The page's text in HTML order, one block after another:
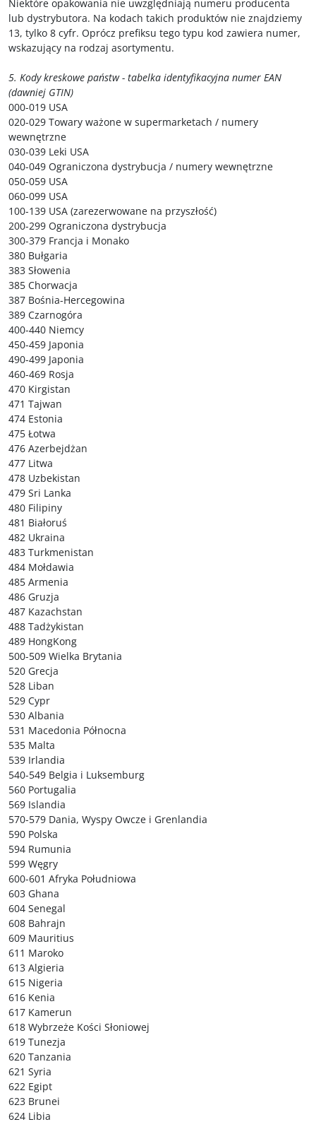
Niektóre opakowania nie uwzględniają numeru producenta
lub dystrybutora. Na kodach takich produktów nie znajdziemy
13, tylko 8 cyfr. Oprócz prefiksu tego typu kod zawiera numer,
wskazujący na rodzaj asortymentu.
5. Kody kreskowe państw - tabelka identyfikacyjna numer EAN
(dawniej GTIN)
000-019 USA
020-029 Towary ważone w supermarketach / numery
wewnętrzne
030-039 Leki USA
040-049 Ograniczona dystrybucja / numery wewnętrzne
050-059 USA
060-099 USA
100-139 USA (zarezerwowane na przyszłość)
200-299 Ograniczona dystrybucja
300-379 Francja i Monako
380 Bułgaria
383 Słowenia
385 Chorwacja
387 Bośnia-Hercegowina
389 Czarnogóra
400-440 Niemcy
450-459 Japonia
490-499 Japonia
460-469 Rosja
470 Kirgistan
471 Tajwan
474 Estonia
475 Łotwa
476 Azerbejdżan
477 Litwa
478 Uzbekistan
479 Sri Lanka
480 Filipiny
481 Białoruś
482 Ukraina
483 Turkmenistan
484 Mołdawia
485 Armenia
486 Gruzja
487 Kazachstan
488 Tadżykistan
489 HongKong
500-509 Wielka Brytania
520 Grecja
528 Liban
529 Cypr
530 Albania
531 Macedonia Północna
535 Malta
539 Irlandia
540-549 Belgia i Luksemburg
560 Portugalia
569 Islandia
570-579 Dania, Wyspy Owcze i Grenlandia
590 Polska
594 Rumunia
599 Węgry
600-601 Afryka Południowa
603 Ghana
604 Senegal
608 Bahrajn
609 Mauritius
611 Maroko
613 Algieria
615 Nigeria
616 Kenia
617 Kamerun
618 Wybrzeże Kości Słoniowej
619 Tunezja
620 Tanzania
621 Syria
622 Egipt
623 Brunei
624 Libia